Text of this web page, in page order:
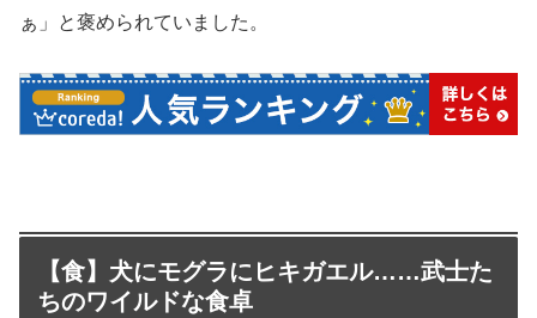
ぁ」と褒められていました。
【食】犬にモグラにヒキガエル……武士た
ちのワイルドな食卓